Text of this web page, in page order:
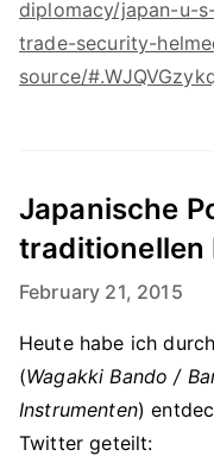
diplomacy/japan-u-
trade-security-
source/
Japanische
traditionellen
February 21, 2015
Heute habe ich
(Wagakki Bando /
Instrumenten)
Twitter geteilt: